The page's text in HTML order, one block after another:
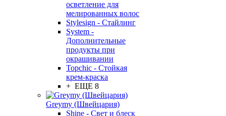
осветление для
мелированных волос
Stylesign - Стайлинг
System -
Дополнительные
продукты при
окрашивании
Topchic - Стойкая
крем-краска
+ ЕЩЕ 8
Greymy (Швейцария)
Shine - Свет и блеск